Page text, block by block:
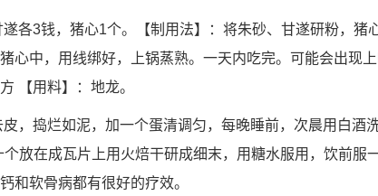
各3钱，猪心1个。【制用法】：将朱砂、甘遂研粉，猪
心中，用线绑好，上锅蒸熟。一天内吃完。可能会出现
【用料】：地龙。
，捣烂如泥，加一个蛋清调匀，每晚睡前，次晨用白酒
放在成瓦片上用火焙干研成细末，用糖水服用，饮前服
和软骨病都有很好的疗效。